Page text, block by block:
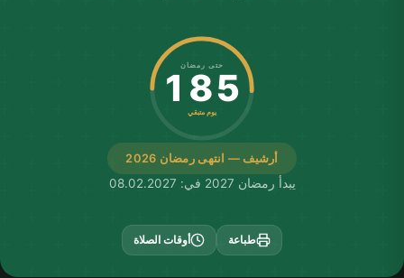
أرشيف — انتهى رمضان 2026
حتى رمضان
185
يوم متبقي
يبدأ رمضان 2027 في: 08.02.2027
طباعة أوقات الصلاة